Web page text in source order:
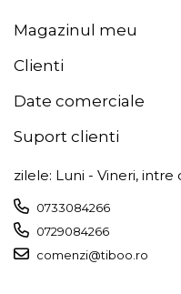
Magazinul meu
Clienti
Date comerciale
Suport clienti
zilele: Luni - Vineri, intre
0733084266
0729084266
comenzi@tiboo.ro